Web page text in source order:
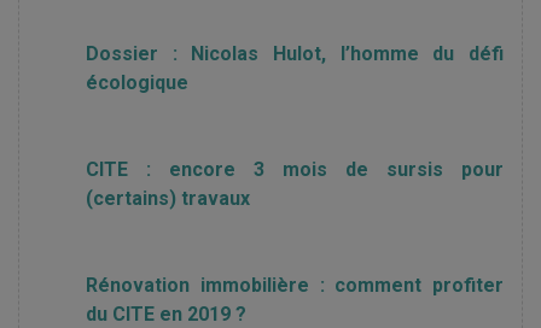
Dossier : Nicolas Hulot, l’homme du défi
écologique
CITE : encore 3 mois de sursis pour
(certains) travaux
Rénovation immobilière : comment profiter
du CITE en 2019 ?